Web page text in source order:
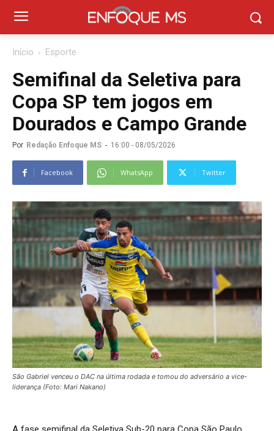
Início Esporte
Semifinal da Seletiva para
Copa SP tem jogos em
Dourados e Campo Grande
Por Redação Enfoque MS - 16:00 - 08/05/2026
Facebook WhatsApp Twitter
São Gabriel venceu o DAC na última rodada e tomou do adversário a vice-
liderança (Foto: Mari Nakano)